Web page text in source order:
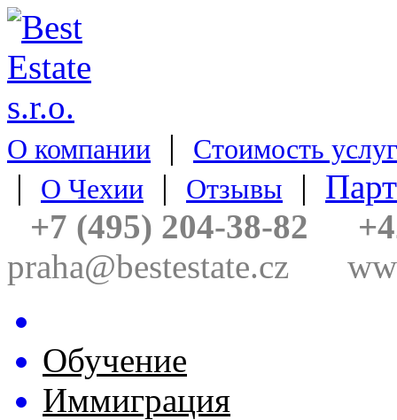
О компании | Стоимость услуг
| О Чехии | Отзывы |
+7 (495) 204-38-82
praha@bestestate.cz
Обучение
Иммиграция